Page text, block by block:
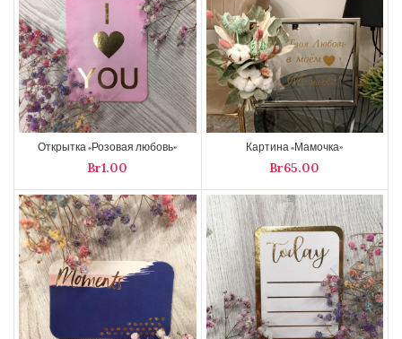
Открытка «Розовая любовь»
Br
Картина «Мамочка»
Br